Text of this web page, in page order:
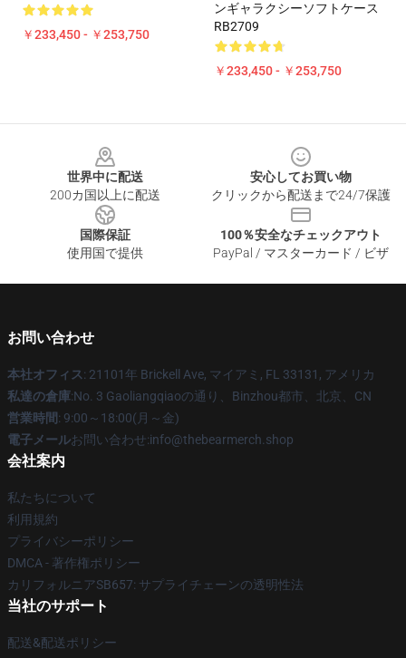
￥233,450 - ￥253,750
ンギャラクシーソフトケース
RB2709
￥233,450 - ￥253,750
世界中に配送
200カ国以上に配送
安心してお買い物
クリックから配送まで24/7保護
国際保証
使用国で提供
100％安全なチェックアウト
PayPal / マスターカード / ビザ
お問い合わせ
本社オフィス: 21101年 Brickell Ave, マイアミ, FL 33131, アメリカ
私達の倉庫:No. 3 Gaoliangqiaoの通り、Binzhou都市、北京、CN
営業時間: 9:00～18:00(月～金)
電子メールお問い合わせ:info@thebearmerch.shop
会社案内
私たちについて
利用規約
プライバシーポリシー
DMCA - 著作権ポリシー
カリフォルニアSB657: サプライチェーンの透明性法
当社のサポート
配送&配送ポリシー